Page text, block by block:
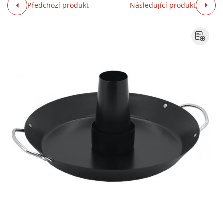
Předchozí produkt Následující produkt